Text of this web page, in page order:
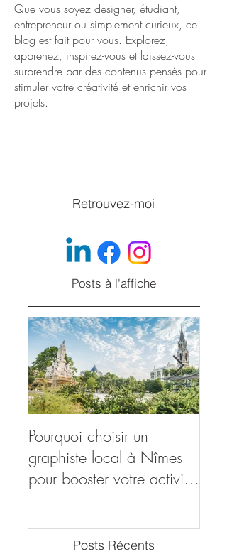
Que vous soyez designer, étudiant,
entrepreneur ou simplement curieux, ce
blog est fait pour vous. Explorez,
apprenez, inspirez-vous et laissez-vous
surprendre par des contenus pensés pour
stimuler votre créativité et enrichir vos
projets.
Retrouvez-moi
Posts à l'affiche
Pourquoi choisir un
graphiste local à Nîmes
pour booster votre activité
Posts Récents